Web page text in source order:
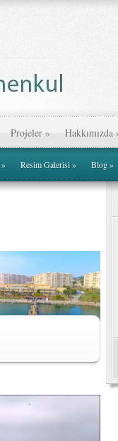
Projeler » Hakkımızda
» Resim Galerisi» Blog»